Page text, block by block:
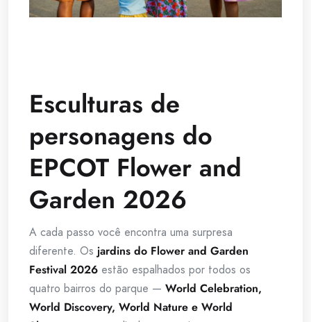
Esculturas de
personagens do
EPCOT Flower and
Garden 2026
A cada passo você encontra uma surpresa
diferente. Os jardins do Flower and Garden
Festival 2026 estão espalhados por todos os
quatro bairros do parque — World Celebration,
World Discovery, World Nature e World